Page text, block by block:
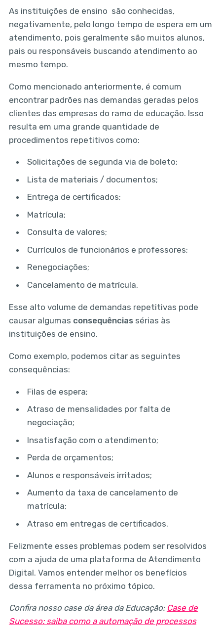
As instituições de ensino são conhecidas,
negativamente, pelo longo tempo de espera em um
atendimento, pois geralmente são muitos alunos,
pais ou responsáveis buscando atendimento ao
mesmo tempo.
Como mencionado anteriormente, é comum
encontrar padrões nas demandas geradas pelos
clientes das empresas do ramo de educação. Isso
resulta em uma grande quantidade de
procedimentos repetitivos como:
Solicitações de segunda via de boleto;
Lista de materiais / documentos;
Entrega de certificados;
Matrícula;
Consulta de valores;
Currículos de funcionários e professores;
Renegociações;
Cancelamento de matrícula.
Esse alto volume de demandas repetitivas pode
causar algumas consequênciassérias às
instituições de ensino.
Como exemplo, podemos citar as seguintes
consequências:
Filas de espera;
Atraso de mensalidades por falta de
negociação;
Insatisfação com o atendimento;
Perda de orçamentos;
Alunos e responsáveis irritados;
Aumento da taxa de cancelamento de
matrícula;
Atraso em entregas de certificados.
Felizmente esses problemas podem ser resolvidos
com a ajuda de uma plataforma de Atendimento
Digital. Vamos entender melhor os benefícios
dessa ferramenta no próximo tópico.
Confira nosso case da área da Educação: Case de
Sucesso: saiba como a automação de processos